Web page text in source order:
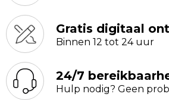
Gratis digitaal
Binnen 12 tot 24 uur
24/7
Hulp nodig? Geen